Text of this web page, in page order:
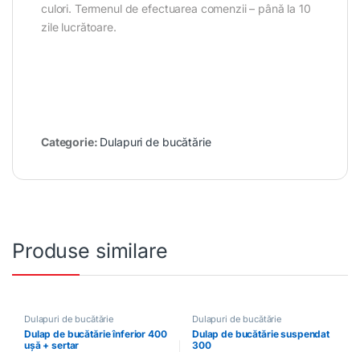
culori. Termenul de efectuarea comenzii – până la 10
zile lucrătoare.
Categorie: Dulapuri de bucătărie
Produse similare
Dulapuri de bucătărie
Dulap de bucătărie înferior 400
ușă + sertar
Dulapuri de bucătărie
Dulap de bucătărie suspendat
300